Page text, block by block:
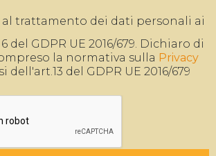
al trattamento dei dati personali ai
del GDPR UE 2016/679. Dichiaro di
la normativa sulla Privacy
dell'art.13 del GDPR UE 2016/679